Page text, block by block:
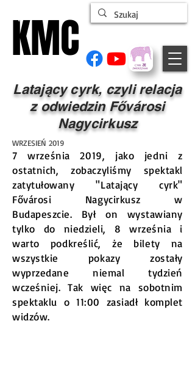
KMC
KMC
Latający cyrk, czyli relacja
z odwiedzin Fővárosi
Nagycirkusz
WRZESIEŃ 2019
7 września 2019, jako jedni z
ostatnich, zobaczyliśmy spektakl
zatytułowany "Latający cyrk"
Fővárosi Nagycirkusz w
Budapeszcie. Był on wystawiany
tylko do niedzieli, 8 września i
warto podkreślić, że bilety na
wszystkie pokazy zostały
wyprzedane niemal tydzień
wcześniej. Tak więc na sobotnim
spektaklu o 11:00 zasiadł komplet
widzów.